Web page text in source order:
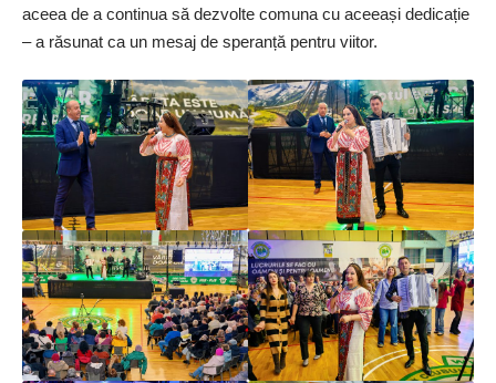
aceea de a continua să dezvolte comuna cu aceeași dedicație
– a răsunat ca un mesaj de speranță pentru viitor.